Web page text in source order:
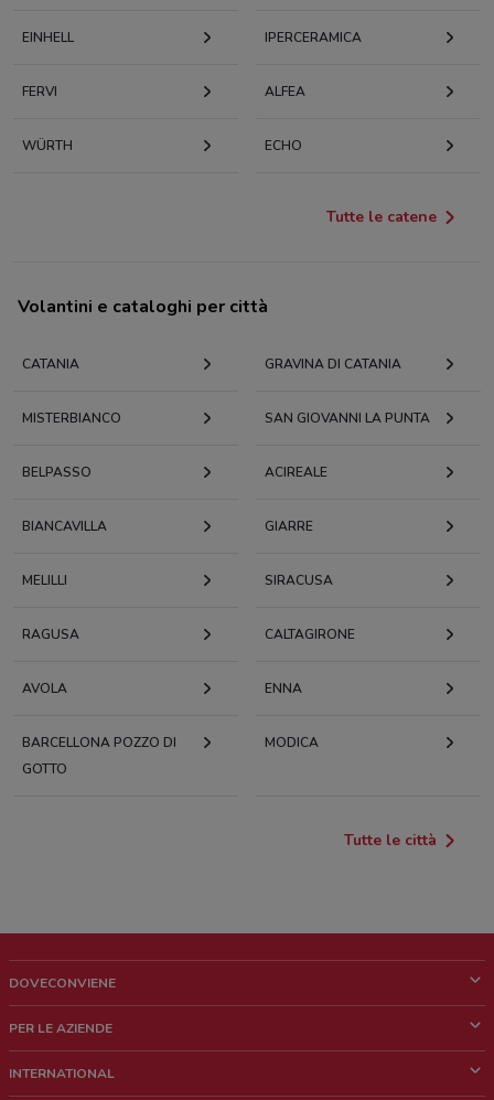
EINHELL IPERCERAMICA
FERVI ALFEA
WÜRTH ECHO
Tutte le catene
Volantini e cataloghi per città
CATANIA GRAVINA DI CATANIA
MISTERBIANCO SAN GIOVANNI LA PUNTA
BELPASSO ACIREALE
BIANCAVILLA GIARRE
MELILLI SIRACUSA
RAGUSA CALTAGIRONE
AVOLA ENNA
BARCELLONA POZZO DI
GOTTO
MODICA
Tutte le città
DOVECONVIENE
Chi siamo
PER LE AZIENDE
INTERNATIONAL